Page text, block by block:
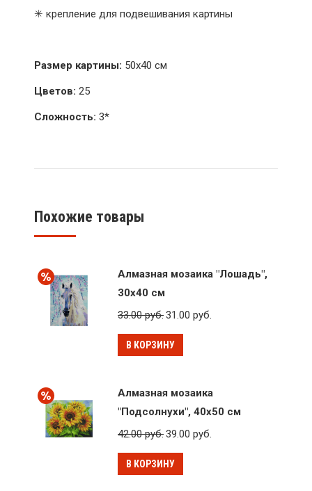
✳ крепление для подвешивания картины
Размер картины: 50х40 см
Цветов: 25
Сложность: 3*
Похожие товары
Алмазная мозаика "Лошадь",
30x40 см
33.00руб.31.00руб.
В КОРЗИНУ
Алмазная мозаика
"Подсолнухи", 40x50 см
42.00руб.39.00руб.
В КОРЗИНУ